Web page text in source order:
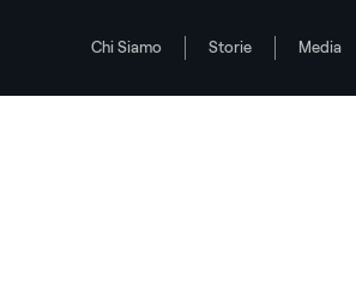
Chi Siamo Storie Media
cosa è successo
climatico? Ti raccontiamo cosa è successo